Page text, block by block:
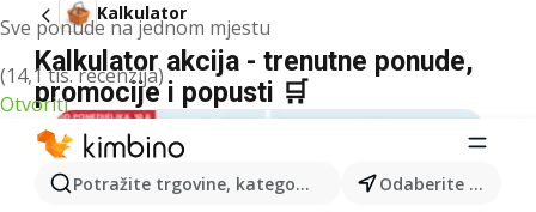
Sve ponude na jednom mjestu
(14,1 tis. recenzija)
Otvoriti
Potražite trgovine, kategorije, proizvode... Odaberite grad
Kalkulator
Kalkulator akcija - trenutne ponude,
promocije i popusti 🛒